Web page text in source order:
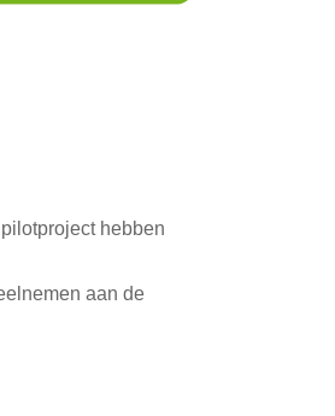
hebben
aan de